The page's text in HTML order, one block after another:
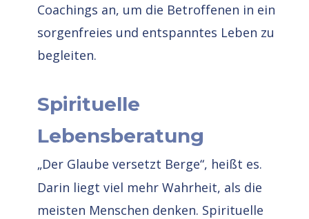
Coachings an, um die Betroffenen in ein
sorgenfreies und entspanntes Leben zu
begleiten.
Spirituelle
Lebensberatung
„Der Glaube versetzt Berge“, heißt es.
Darin liegt viel mehr Wahrheit, als die
meisten Menschen denken. Spirituelle